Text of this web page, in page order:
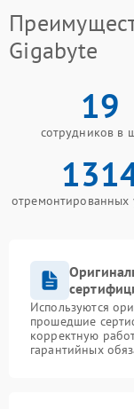
Gigabyte
19
сотрудников в
отремонтированных
Используются
прошедшие
корректную
гарантийных